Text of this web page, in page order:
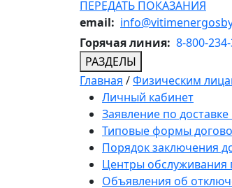
ПЕРЕДАТЬ ПОКАЗАНИЯ
email:
Горячая линия: 8-800-
РАЗДЕЛЫ
Главная /Физическим
Личный кабинет
Заявление по
Типовые формы
Порядок заключения
Центры обслуживания
Объявления об